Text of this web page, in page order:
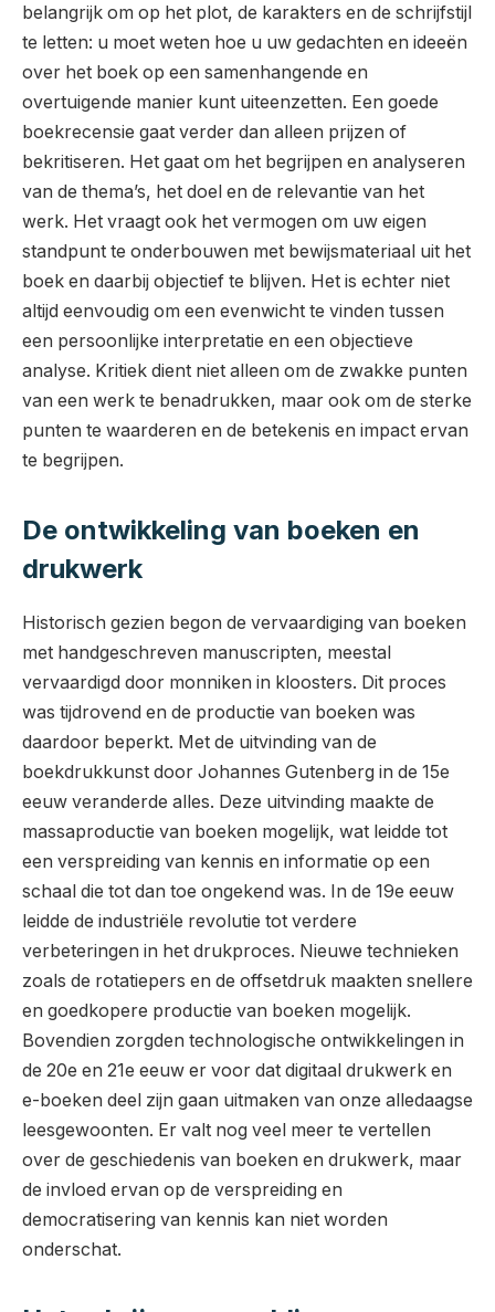
belangrijk om op het plot, de karakters en de schrijfstijl
te letten: u moet weten hoe u uw gedachten en ideeën
over het boek op een samenhangende en
overtuigende manier kunt uiteenzetten. Een goede
boekrecensie gaat verder dan alleen prijzen of
bekritiseren. Het gaat om het begrijpen en analyseren
van de thema’s, het doel en de relevantie van het
werk. Het vraagt ook het vermogen om uw eigen
standpunt te onderbouwen met bewijsmateriaal uit het
boek en daarbij objectief te blijven. Het is echter niet
altijd eenvoudig om een evenwicht te vinden tussen
een persoonlijke interpretatie en een objectieve
analyse. Kritiek dient niet alleen om de zwakke punten
van een werk te benadrukken, maar ook om de sterke
punten te waarderen en de betekenis en impact ervan
te begrijpen.
De ontwikkeling van boeken en
drukwerk
Historisch gezien begon de vervaardiging van boeken
met handgeschreven manuscripten, meestal
vervaardigd door monniken in kloosters. Dit proces
was tijdrovend en de productie van boeken was
daardoor beperkt. Met de uitvinding van de
boekdrukkunst door Johannes Gutenberg in de 15e
eeuw veranderde alles. Deze uitvinding maakte de
massaproductie van boeken mogelijk, wat leidde tot
een verspreiding van kennis en informatie op een
schaal die tot dan toe ongekend was. In de 19e eeuw
leidde de industriële revolutie tot verdere
verbeteringen in het drukproces. Nieuwe technieken
zoals de rotatiepers en de offsetdruk maakten snellere
en goedkopere productie van boeken mogelijk.
Bovendien zorgden technologische ontwikkelingen in
de 20e en 21e eeuw er voor dat digitaal drukwerk en
e-boeken deel zijn gaan uitmaken van onze alledaagse
leesgewoonten. Er valt nog veel meer te vertellen
over de geschiedenis van boeken en drukwerk, maar
de invloed ervan op de verspreiding en
democratisering van kennis kan niet worden
onderschat.